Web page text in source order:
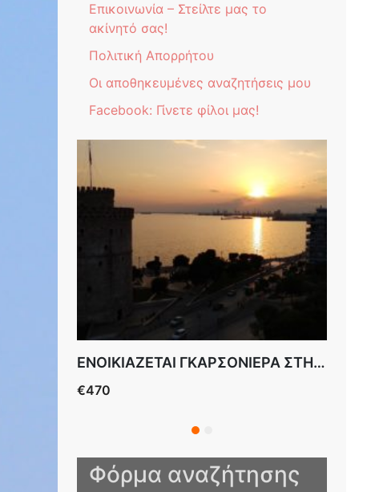
Επικοινωνία – Στείλτε μας το
ακίνητό σας!
Πολιτική Απορρήτου
Οι αποθηκευμένες αναζητήσεις μου
Facebook: Γίνετε φίλοι μας!
ENOIKIAZETAI ΓΚΑΡΣΟΝΙΕΡΑ ΣΤΗΝ ΜΠΟΤΣΑΡΗ ΕΠΙΠΛΩΜΕΝΗ
€470
Φόρμα αναζήτησης